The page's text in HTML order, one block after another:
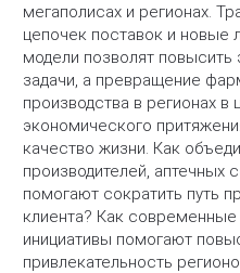
мегаполисах и регионах.
цепочек поставок и новые
модели позволят повысить
задачи, а превращение
производства в регионах в
экономического
качество жизни. Как
производителей, аптечных
помогают сократить путь
клиента? Как
инициативы помогают
привлекательность